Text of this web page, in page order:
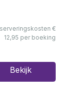
€
12,95 per boeking
Bekijk